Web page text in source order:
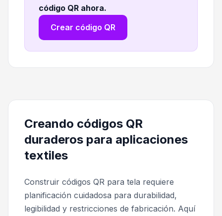
código QR ahora.
Crear código QR
Creando códigos QR
duraderos para aplicaciones
textiles
Construir códigos QR para tela requiere
planificación cuidadosa para durabilidad,
legibilidad y restricciones de fabricación. Aquí